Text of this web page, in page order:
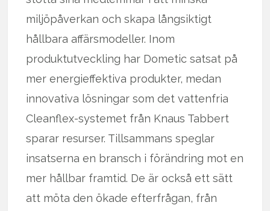
miljöpåverkan och skapa långsiktigt
hållbara affärsmodeller. Inom
produktutveckling har Dometic satsat på
mer energieffektiva produkter, medan
innovativa lösningar som det vattenfria
Cleanflex-systemet från Knaus Tabbert
sparar resurser. Tillsammans speglar
insatserna en bransch i förändring mot en
mer hållbar framtid. De är också ett sätt
att möta den ökade efterfrågan, från